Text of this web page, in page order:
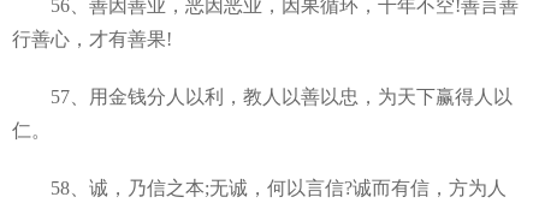
56、善因善业，恶因恶业，因果循环，千年不空!善言善
行善心，才有善果!
57、用金钱分人以利，教人以善以忠，为天下赢得人以
仁。
58、诚，乃信之本;无诚，何以言信?诚而有信，方为人